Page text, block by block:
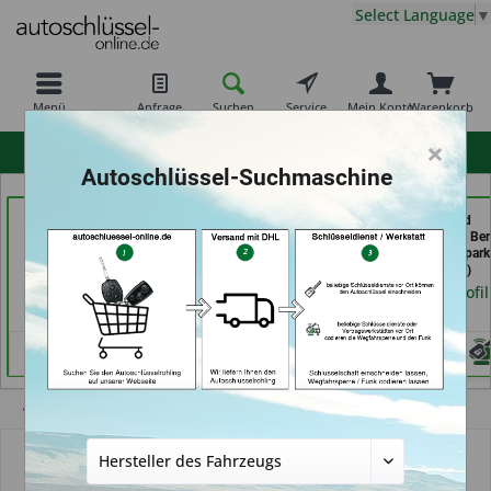
Menü Anfrage Suchen Service Warenkorb
Mein Konto
Select Language ▼
ECU Service
Mobilservice (in
Augsburg)
Händlerprofil
Bergischer
Schlüsseldienst Brkic,
Brkic & Wiersbowsky
Händlerprofil
Schuh und
Schlüsseldienst
Schutte im
Göttingen)
Händlerprofil
Autoschlüsselgehäuse und Zubehör
×
Autoschlüssel-Suchmaschine